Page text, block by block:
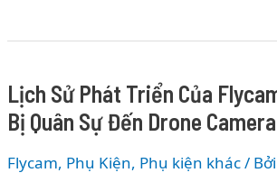
Pin
Tiểu
Từ
Lịch Sử Phát Triển Của
Bị Quân Sự Đến Drone
Flycam, Phụ Kiện, Phụ kiện khác/ Bởi